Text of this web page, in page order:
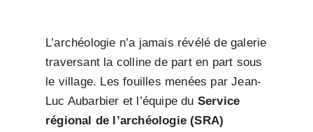
L’archéologie n’a jamais révélé de galerie
traversant la colline de part en part sous
le village. Les fouilles menées par Jean-
Luc Aubarbier et l’équipe du Service
régional de l’archéologie (SRA)